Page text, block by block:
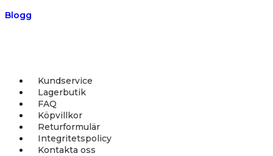
Blogg
Kundservice
Lagerbutik
FAQ
Köpvillkor
Returformulär
Integritetspolicy
Kontakta oss